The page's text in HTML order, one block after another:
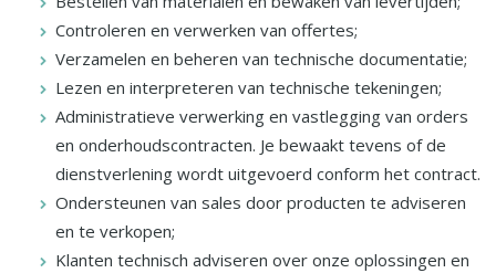
Controleren en verwerken van offertes;
Verzamelen en beheren van technische documentatie;
Lezen en interpreteren van technische tekeningen;
Administratieve verwerking en vastlegging van orders
en onderhoudscontracten. Je bewaakt tevens of de
dienstverlening wordt uitgevoerd conform het contract.
Ondersteunen van sales door producten te adviseren
en te verkopen;
Klanten technisch adviseren over onze oplossingen en